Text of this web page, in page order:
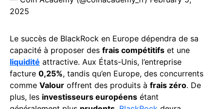
2025
Le succès de BlackRock en Europe dépendra de sa
capacité à proposer des frais compétitifs et une
liquidité attractive. Aux États-Unis, l’entreprise
facture 0,25%, tandis qu’en Europe, des concurrents
comme Valour offrent des produits à frais zéro. De
plus, les investisseurs européens étant